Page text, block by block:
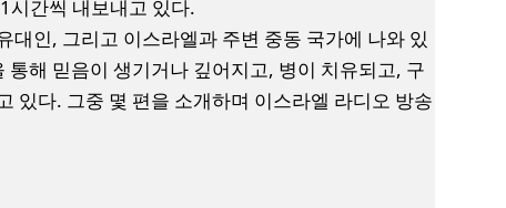
시간씩 내보내고 있다.
인, 그리고 이스라엘과 주변 중동 국가에 나와 있
해 믿음이 생기거나 깊어지고, 병이 치유되고, 구
있다. 그중 몇 편을 소개하며 이스라엘 라디오 방송